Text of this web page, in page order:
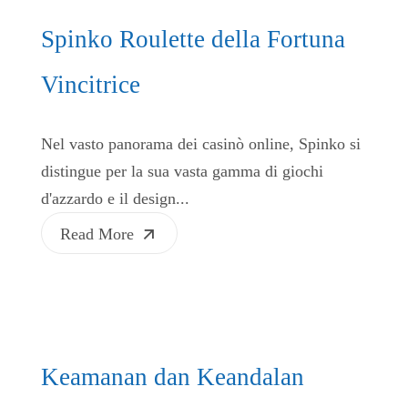
Spinko Roulette della Fortuna
Vincitrice
Nel vasto panorama dei casinò online, Spinko si
distingue per la sua vasta gamma di giochi
d'azzardo e il design...
Read More
Keamanan dan Keandalan